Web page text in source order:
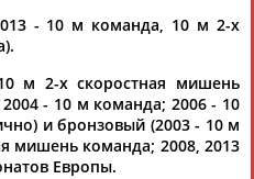
Андрей
АБДУВАЛИЕВ
Герман
АБДУЛАЕВ
- 10 м команда, 10 м 2-х
м 2-х скоростная мишень
- 10 м команда; 2006 - 10
и бронзовый (2003 - 10 м
мишень команда; 2008, 2013
Европы.